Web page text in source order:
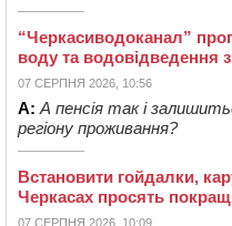
“Черкасиводоканал”
воду та водовідведення
07 СЕРПНЯ 2026, 10:56
А: А пенсія так і
регіону проживання?
Встановити гойдалки,
Черкасах просять
07 СЕРПНЯ 2026, 10:09